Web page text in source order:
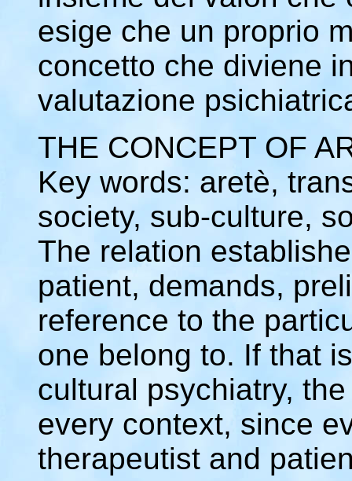
esige che un proprio
concetto che diviene
valutazione
THE CONCEPT OF
Key words: aretè,
society, sub-culture,
The relation
patient, demands,
reference to the
one belong to. If that
cultural psychiatry,
every context, since
therapeutist and